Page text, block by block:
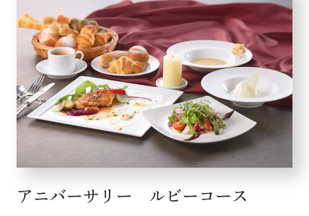
アニバーサリー ルビーコース